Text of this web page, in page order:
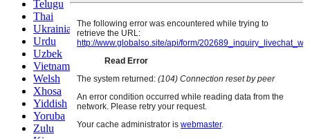
Telugu
Thai
Ukrainian
Urdu
Uzbek
Vietnamese
Welsh
Xhosa
Yiddish
Yoruba
Zulu